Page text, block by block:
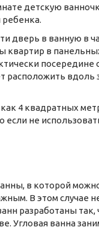
детскую
ребенка.
дверь в ванную в
квартир в
посередине
расположить вдоль
4 квадратных
если не
в которой
В этом случае
разработаны
Угловая ванна